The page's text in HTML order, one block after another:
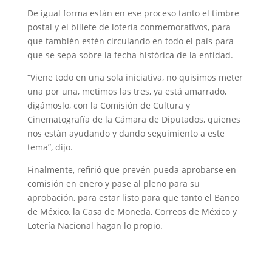
De igual forma están en ese proceso tanto el timbre
postal y el billete de lotería conmemorativos, para
que también estén circulando en todo el país para
que se sepa sobre la fecha histórica de la entidad.
“Viene todo en una sola iniciativa, no quisimos meter
una por una, metimos las tres, ya está amarrado,
digámoslo, con la Comisión de Cultura y
Cinematografía de la Cámara de Diputados, quienes
nos están ayudando y dando seguimiento a este
tema”, dijo.
Finalmente, refirió que prevén pueda aprobarse en
comisión en enero y pase al pleno para su
aprobación, para estar listo para que tanto el Banco
de México, la Casa de Moneda, Correos de México y
Lotería Nacional hagan lo propio.